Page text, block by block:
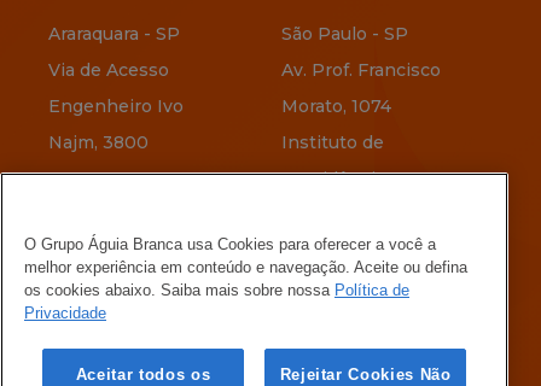
Araraquara - SP
Via de Acesso
Engenheiro Ivo
Najm, 3800
Av. Jerônimo
Vervloet, 345
Maria Ortiz
São Paulo - SP
Av. Prof. Francisco
Morato, 1074
Instituto de
Previdência
Belo Horizonte - MG
Rua Menotti Muccelli,
O Grupo Águia Branca usa Cookies para oferecer a você a
melhor experiência em conteúdo e navegação. Aceite ou defina
os cookies abaixo. Saiba mais sobre nossa Política de
Privacidade
Aceitar todos os Rejeitar Cookies Não